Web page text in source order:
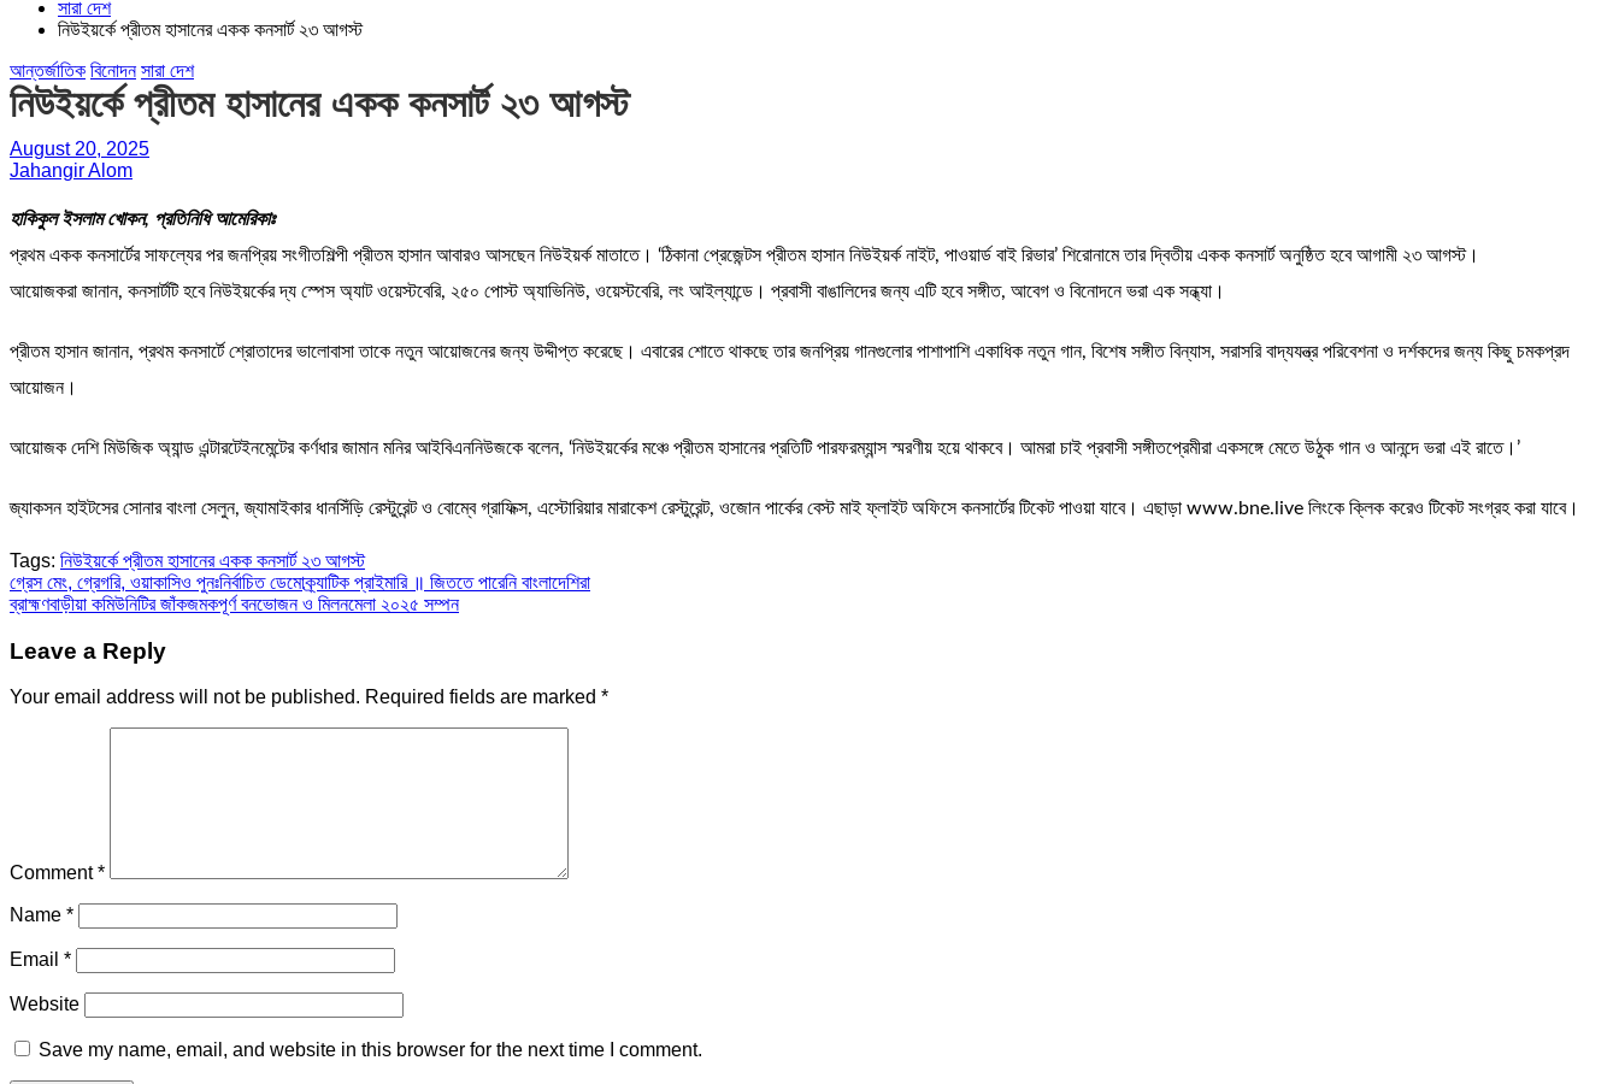
সারা দেশ
নিউইয়র্কে প্রীতম হাসানের একক কনসার্ট ২৩ আগস্ট
আন্তর্জাতিক বিনোদন সারা দেশ
নিউইয়র্কে প্রীতম হাসানের একক কনসার্ট ২৩ আগস্ট
August 20, 2025
Jahangir Alom
হাকিকুল ইসলাম খোকন, প্রতিনিধি আমেরিকাঃ
প্রথম একক কনসার্টের সাফল্যের পর জনপ্রিয় সংগীতশিল্পী প্রীতম হাসান আবারও আসছেন নিউইয়র্ক মাতাতে। ‘ঠিকানা প্রেজেন্টস প্রীতম হাসান নিউইয়র্ক নাইট, পাওয়ার্ড বাই রিভার’ শিরোনামে তার দ্বিতীয় একক কনসার্ট অনুষ্ঠিত হবে আগামী ২৩ আগস্ট।
আয়োজকরা জানান, কনসার্টটি হবে নিউইয়র্কের দ্য স্পেস অ্যাট ওয়েস্টবেরি, ২৫০ পোস্ট অ্যাভিনিউ, ওয়েস্টবেরি, লং আইল্যান্ডে। প্রবাসী বাঙালিদের জন্য এটি হবে সঙ্গীত, আবেগ ও বিনোদনে ভরা এক সন্ধ্যা।
প্রীতম হাসান জানান, প্রথম কনসার্টে শ্রোতাদের ভালোবাসা তাকে নতুন আয়োজনের জন্য উদ্দীপ্ত করেছে। এবারের শোতে থাকছে তার জনপ্রিয় গানগুলোর পাশাপাশি একাধিক নতুন গান, বিশেষ সঙ্গীত বিন্যাস, সরাসরি বাদ্যযন্ত্র পরিবেশনা ও দর্শকদের জন্য কিছু চমকপ্রদ
আয়োজন।
আয়োজক দেশি মিউজিক অ্যান্ড এন্টারটেইনমেন্টের কর্ণধার জামান মনির আইবিএননিউজকে বলেন, ‘নিউইয়র্কের মঞ্চে প্রীতম হাসানের প্রতিটি পারফরম্যান্স স্মরণীয় হয়ে থাকবে। আমরা চাই প্রবাসী সঙ্গীতপ্রেমীরা একসঙ্গে মেতে উঠুক গান ও আনন্দে ভরা এই রাতে।’
জ্যাকসন হাইটসের সোনার বাংলা সেলুন, জ্যামাইকার ধানসিঁড়ি রেস্টুরেন্ট ও বোম্বে গ্রাফিক্স, এস্টোরিয়ার মারাকেশ রেস্টুরেন্ট, ওজোন পার্কের বেস্ট মাই ফ্লাইট অফিসে কনসার্টের টিকেট পাওয়া যাবে। এছাড়া www.bne.live লিংকে ক্লিক করেও টিকেট সংগ্রহ করা যাবে।
Tags: নিউইয়র্কে প্রীতম হাসানের একক কনসার্ট ২৩ আগস্ট
Post
navigation
গ্রেস মেং, গ্রেগরি, ওয়াকাসিও পুনঃনির্বাচিত ডেমোক্র্যাটিক প্রাইমারি ॥ জিততে পারেনি বাংলাদেশিরা
ব্রাহ্মণবাড়ীয়া কমিউনিটির জাঁকজমকপূর্ণ বনভোজন ও মিলনমেলা ২০২৫ সম্পন
Leave a Reply
Your email address will not be published. Required fields are marked *
Comment*
Name *
Email *
Website
Save my name, email, and website in this browser for the next time I comment.